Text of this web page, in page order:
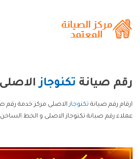
رقم صيانة تكنوجازالاصلى
ارقام رقم صيانة تكنوجازالاصلى مركز خدمة رقم
عملاء رقم صيانة تكنوجاز الاصلى و الخط